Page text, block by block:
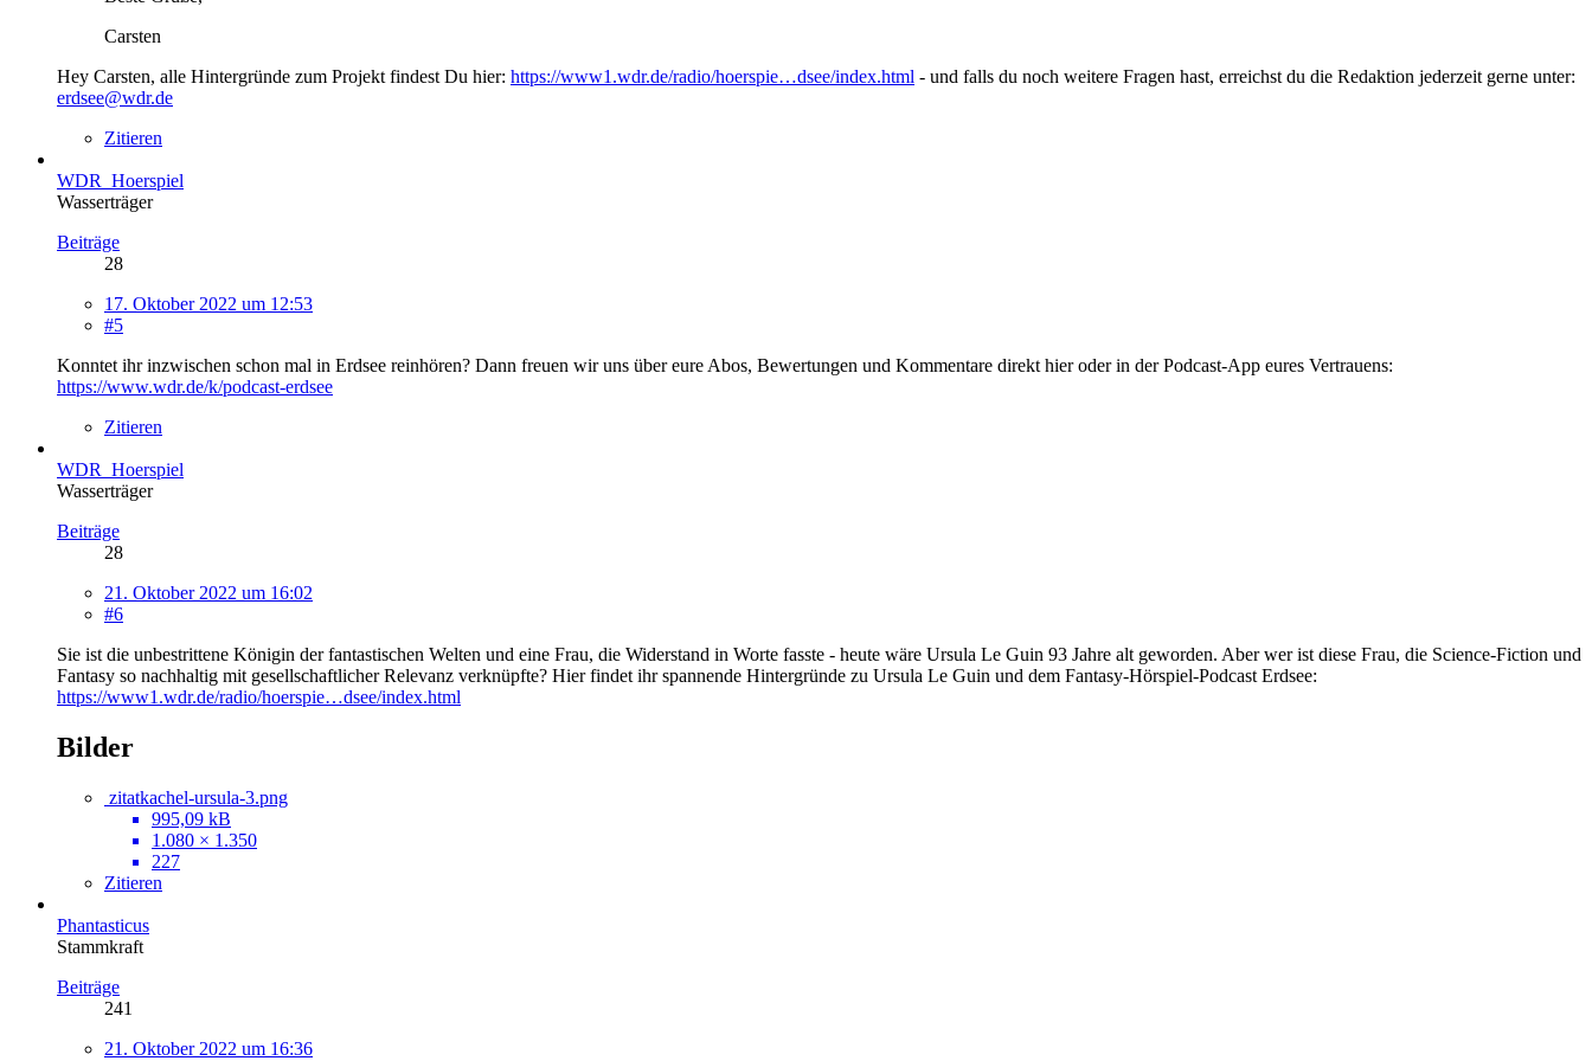
Carsten
Hey Carsten, alle Hintergründe zum Projekt findest Du hier: https://www1.wdr.de/radio/hoerspie…dsee/index.html - und falls du noch weitere Fragen hast, erreichst du die Redaktion jederzeit gerne unter:
erdsee@wdr.de
Zitieren
WDR_Hoerspiel
Wasserträger
Beiträge
28
17. Oktober 2022 um 12:53
#5
Konntet ihr inzwischen schon mal in Erdsee reinhören? Dann freuen wir uns über eure Abos, Bewertungen und Kommentare direkt hier oder in der Podcast-App eures Vertrauens:
https://www.wdr.de/k/podcast-erdsee
Zitieren
WDR_Hoerspiel
Wasserträger
Beiträge
28
21. Oktober 2022 um 16:02
#6
Sie ist die unbestrittene Königin der fantastischen Welten und eine Frau, die Widerstand in Worte fasste - heute wäre Ursula Le Guin 93 Jahre alt geworden. Aber wer ist diese Frau, die Science-Fiction und
Fantasy so nachhaltig mit gesellschaftlicher Relevanz verknüpfte? Hier findet ihr spannende Hintergründe zu Ursula Le Guin und dem Fantasy-Hörspiel-Podcast Erdsee:
https://www1.wdr.de/radio/hoerspie…dsee/index.html
Bilder
zitatkachel-ursula-3.png
995,09 kB
1.080 × 1.350
227
Zitieren
Phantasticus
Stammkraft
Beiträge
241
21. Oktober 2022 um 16:36